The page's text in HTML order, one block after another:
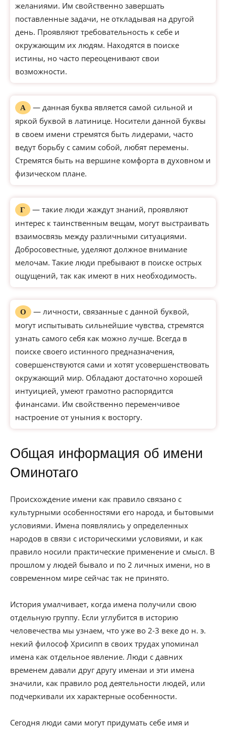
желаниями. Им свойственно завершать
поставленные задачи, не откладывая на другой
день. Проявляют требовательность к себе и
окружающим их людям. Находятся в поиске
истины, но часто переоценивают свои
возможности.
А
— данная буква является самой сильной и
яркой буквой в латинице. Носители данной буквы
в своем имени стремятся быть лидерами, часто
ведут борьбу с самим собой, любят перемены.
Стремятся быть на вершине комфорта в духовном и
физическом плане.
Г
— такие люди жаждут знаний, проявляют
интерес к таинственным вещам, могут выстраивать
взаимосвязь между различными ситуациями.
Добросовестные, уделяют должное внимание
мелочам. Такие люди пребывают в поиске острых
ощущений, так как имеют в них необходимость.
О
— личности, связанные с данной буквой,
могут испытывать сильнейшие чувства, стремятся
узнать самого себя как можно лучше. Всегда в
поиске своего истинного предназначения,
совершенствуются сами и хотят усовершенствовать
окружающий мир. Обладают достаточно хорошей
интуицией, умеют грамотно распорядится
финансами. Им свойственно переменчивое
настроение от уныния к восторгу.
Общая информация об имени
Оминотаго
Происхождение имени как правило связано с
культурными особенностями его народа, и бытовыми
условиями. Имена появлялись у определенных
народов в связи с историческими условиями, и как
правило носили практические применение и смысл. В
прошлом у людей бывало и по 2 личных имени, но в
современном мире сейчас так не принято.
История умалчивает, когда имена получили свою
отдельную группу. Если углубится в историю
человечества мы узнаем, что уже во 2-3 веке до н. э.
некий философ Хрисипп в своих трудах упоминал
имена как отдельное явление. Люди с давних
временем давали друг другу именаи и эти имена
значили, как правило род деятельности людей, или
подчеркивали их характерные особенности.
Сегодня люди сами могут придумать себе имя и